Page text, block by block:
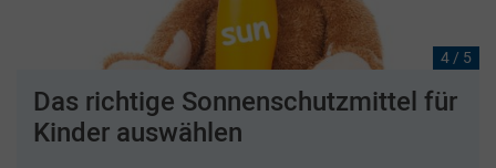
4 / 5
Das richtige Sonnenschutzmittel für
Kinder auswählen